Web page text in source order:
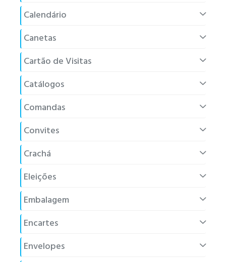
Calendário
Canetas
Cartão de Visitas
Catálogos
Comandas
Convites
Crachá
Eleições
Embalagem
Encartes
Envelopes